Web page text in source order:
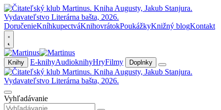
DoručenieKníhkupectváKnihovrátokPoukážkyKnižný blogKontakt
Knihy E-knihyAudioknihyHryFilmy Doplnky
Vyhľadávanie